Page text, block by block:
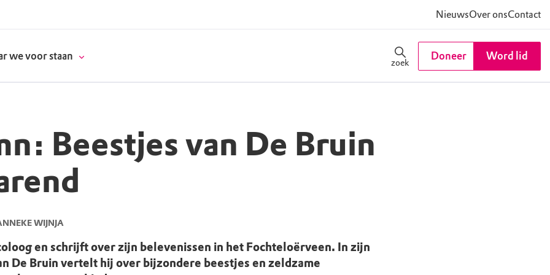
NieuwsOver onsContact
we voor staan
zoek
Doneer Word lid
Beestjes van De Bruin
WIJNJA
en schrijft over zijn belevenissen in het Fochteloërveen. In zijn
De Bruin vertelt hij over bijzondere beestjes en zeldzame